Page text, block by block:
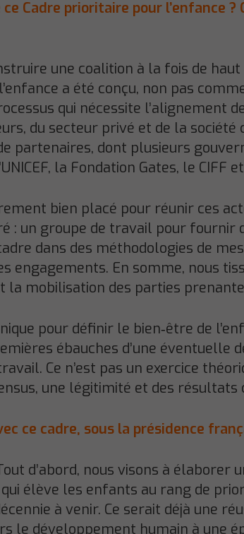
Cadre prioritaire pour l’enfance ?
une coalition à la fois de
a été conçu, non pas
qui nécessite l’alignement
du secteur privé et de la société
partenaires, dont plusieurs
la Fondation Gates, le CIFF
bien placé pour réunir ces
: un groupe de travail pour fournir
dans des méthodologies de
engagements. En somme, nous
mobilisation des parties
pour définir le bien‑être de
ébauches d’une éventuelle
Ce n’est pas un exercice
une légitimité et des résultats
ce cadre, sous la présidence
d’abord, nous visons à élaborer
élève les enfants au rang de
à venir. Ce serait déjà une
le développement humain à une